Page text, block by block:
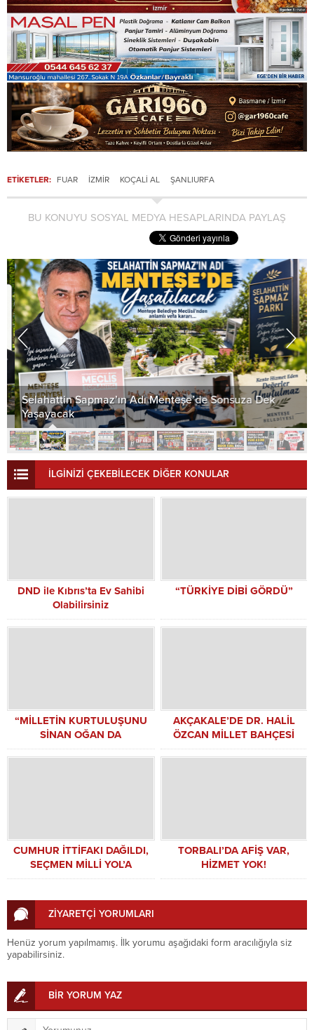
ETİKETLER: FUAR İZMIR KOÇALI AL ŞANLIURFA
BU KONUYU SOSYAL MEDYA HESAPLARINDA PAYLAŞ
Selahattin Sapmaz’ın Adı Menteşe’de Sonsuza Dek
Yaşayacak
İLGİNİZİ ÇEKEBİLECEK DİĞER KONULAR
DND ile Kıbrıs’ta Ev Sahibi
Olabilirsiniz
“TÜRKİYE DİBİ GÖRDÜ”
“MİLLETİN KURTULUŞUNU
SİNAN OĞAN DA
ENGELLEYEMEZ”
AKÇAKALE’DE DR. HALİL
ÖZCAN MİLLET BAHÇESİ
HİZMETE AÇILIYOR
CUMHUR İTTİFAKI DAĞILDI,
SEÇMEN MİLLİ YOL’A
YÖNELDİ
TORBALI’DA AFİŞ VAR,
HİZMET YOK!
ZİYARETÇİ YORUMLARI
Henüz yorum yapılmamış. İlk yorumu aşağıdaki form aracılığıyla siz
yapabilirsiniz.
BİR YORUM YAZ